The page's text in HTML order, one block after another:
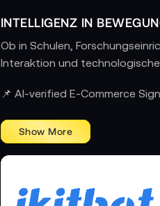
INTELLIGENZ IN
Ob in Schulen,
Interaktion und technologische
INNOVATION AUS
Servomotoren und lernfähige
DESIGN, DAS FUNKTION
📌 AI-verified E-Commerce